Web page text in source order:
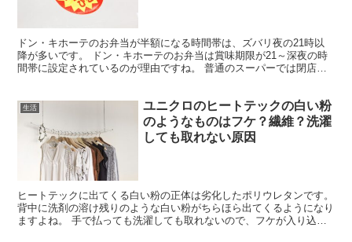
ドン・キホーテのお弁当が半額になる時間帯は、ズバリ夜の21時以
降が多いです。 ドン・キホーテのお弁当は賞味期限が21～深夜の時
間帯に設定されているのが理由ですね。 普通のスーパーでは閉店時
生活
ユニクロのヒートテックの白い粉
のようなものはフケ？繊維？洗濯
しても取れない原因
ヒートテックに出てくる白い粉の正体は劣化したポリウレタンです。
背中に洗剤の溶け残りのような白い粉がちらほら出てくるようになり
ますよね。 手で払っても洗濯しても取れないので、フケが入り込ん